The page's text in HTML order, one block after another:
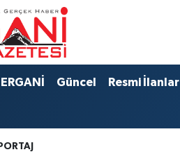
ERGANİ Güncel Resmi İlanlar